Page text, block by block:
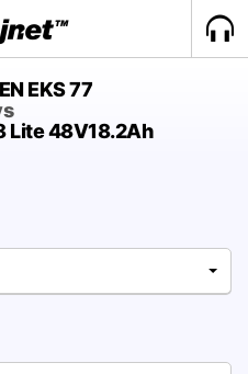
EKS 77
Lite 48V18.2Ah